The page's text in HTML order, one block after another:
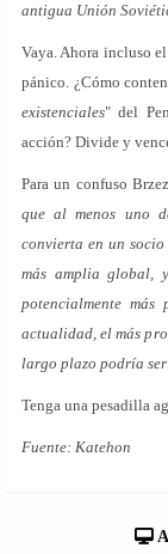
antigua Unión
Vaya. Ahora incluso
pánico. ¿Cómo
existenciales" del
acción? Divide y
Para un confuso
que al menos uno
convierta en un
más amplia global,
potencialmente
actualidad, el más
largo plazo podría
Tenga una pesadilla
Fuente: Katehon